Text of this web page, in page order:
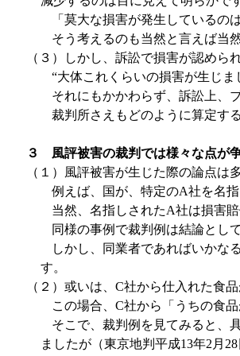
「莫大な損害が発生しているのは
そう考えるのも当然と言えば当然
（３）しかし、訴訟で損害が認め
“大体これくらいの損害が生じま
それにもかかわらず、訴訟上、ブ
裁判所さえもどのように算定する
３ 風評被害の裁判では様々な点が争
（１）風評被害が生じた際の論点は
例えば、国が、特定のA社を名
当然、名指しされたA社は損害
同様の事例で裁判例は結論として
しかし、同業者であればいかなる
す。
（２）或いは、 C社から仕入れた食
この場合、 C社から「うちの食
そこで、裁判例を見てみると、具
ましたが（東京地判平成13年2 月 28